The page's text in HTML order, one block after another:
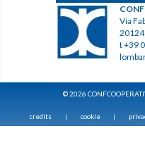
Via
t +39
© 2026
credits | cookie |